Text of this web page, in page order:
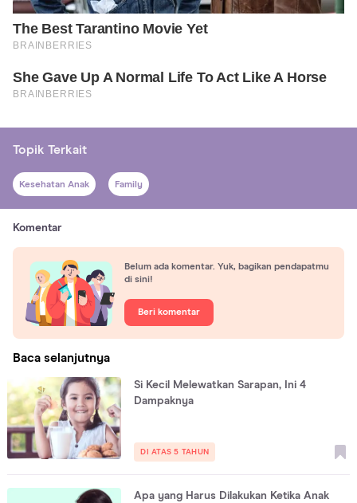
Topik Terkait
Kesehatan Anak Family
Komentar
Belum ada komentar. Yuk, bagikan pendapatmu
di sini!
Beri komentar
Baca selanjutnya
Si Kecil Melewatkan Sarapan, Ini 4
Dampaknya
DI ATAS 5 TAHUN
Apa yang Harus Dilakukan Ketika Anak